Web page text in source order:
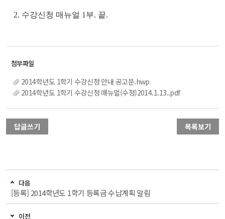
2. 수강신청 매뉴얼 1 부. 끝.
2014학년도 1학기 수강신청 안내 공고문.hwp
2014학년도 1학기 수강신청 매뉴얼(수정)2014.1.13..pdf
답글쓰기 목록보기
다음
[등록] 2014학년도 1학기 등록금 수납계획 알림
이전